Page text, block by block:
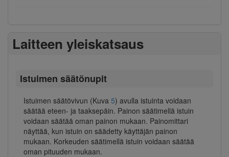
Laitteen yleiskatsaus
Istuimen säätönupit
Istuimen säätövivun (Kuva 5) avulla istuinta voidaan
säätää eteen- ja taaksepäin. Painon säätimellä istuin
voidaan säätää oman painon mukaan. Painomittari
näyttää, kun istuin on säädetty käyttäjän painon
mukaan. Korkeuden säätimellä istuin voidaan säätää
oman pituuden mukaan.